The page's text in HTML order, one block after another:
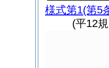
様式第1(第5
(平12